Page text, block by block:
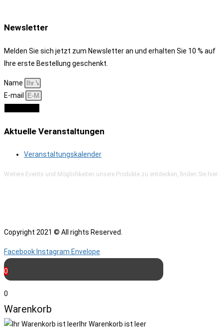
Newsletter
Melden Sie sich jetzt zum Newsletter an und erhalten Sie 10 % auf
Ihre erste Bestellung geschenkt.
Name
E-mail
Aktuelle Veranstaltungen
Veranstaltungskalender
Weitere Events und Möglichkeiten unsere Produkte zu entdecken, finden Sie hier:
Copyright 2021 © All rights Reserved.
Facebook Instagram Envelope
0
0
Warenkorb
Ihr Warenkorb ist leer